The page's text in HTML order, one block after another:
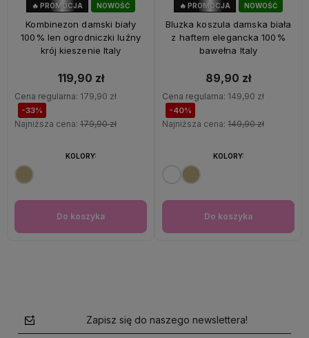
NOWOŚĆ
🔥 PROMOCJA
Kombinezon damski biały
100% len ogrodniczki luźny
krój kieszenie Italy
119,90 zł
Cena regularna: 179,90 zł
-33%
Najniższa cena: 179,90 zł
Do koszyka
KOLORY:
NOWOŚĆ
🔥 PROMOCJA
Bluzka koszula damska biała
z haftem elegancka 100%
bawełna Italy
89,90 zł
Cena regularna: 149,90 zł
-40%
Najniższa cena: 149,90 zł
Do koszyka
KOLORY:
Zapisz się do naszego newslettera!